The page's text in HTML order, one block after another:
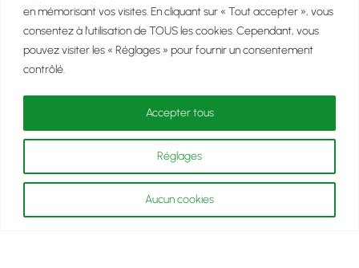
en mémorisant vos visites. En cliquant sur « Tout accepter », vous
consentez à l'utilisation de TOUS les cookies. Cependant, vous
pouvez visiter les « Réglages » pour fournir un consentement
contrôlé.
Réglages
Aucun cookies
Accepter tous
162 total views, 1 views today
Site officiel perso… Benoit THIERRY
ACCUEILLE TEMPSL’ESPACELA SUBSTANCE